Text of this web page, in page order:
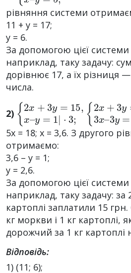
рівняння системи
11 + у = 17;
y = 6.
За допомогою цієї
наприклад, таку задачу:
дорівнює 17, а їх різниця
числа.
2) {2x+ 3y=15, x–
y=1|·3 ; {2x+3y=
3y=3;
5х = 18; х = 3,6. З другого
отримаємо:
3,6 – у = 1;
у = 2,6.
За допомогою цієї
наприклад, таку задачу: за
картоплі заплатили 15
кг моркви і 1 кг картоплі,
дорожчий за 1 кг картоплі
Відповідь:
1) (11; 6);